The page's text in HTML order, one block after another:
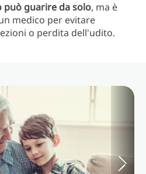
può guarire da solo, ma è
medico per evitare
o perdita dell'udito.